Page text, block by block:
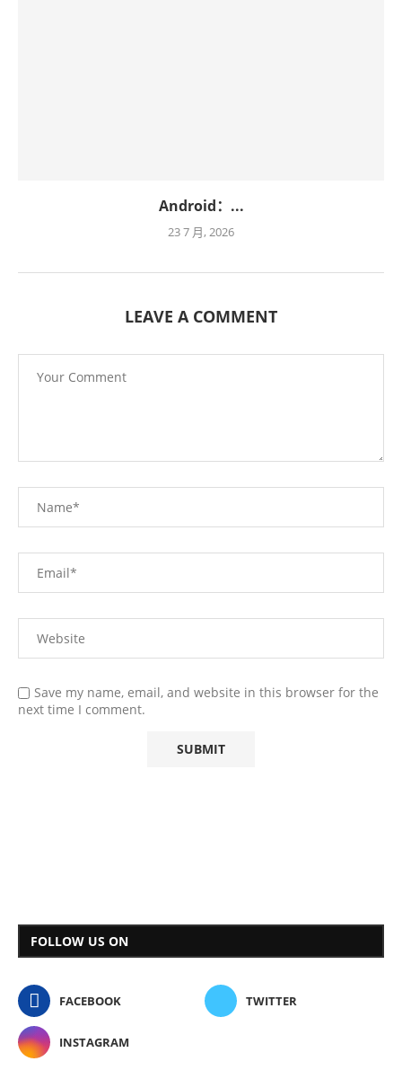
Android：...
23 7 月, 2026
LEAVE A COMMENT
Save my name, email, and website in this browser for the
next time I comment.
FOLLOW US ON
FACEBOOK TWITTER
INSTAGRAM